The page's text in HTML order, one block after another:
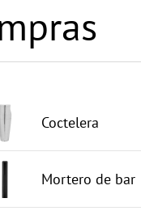
Coctelera
Mortero de bar